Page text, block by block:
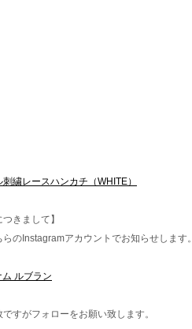
繍レースハンカチ（WHITE）
きまして】
のInstagramアカウントでお知らせします。
ルブラン
すがフォローをお願い致します。